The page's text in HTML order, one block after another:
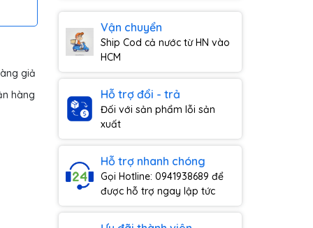
giả
hàng
Vận chuyển
Ship Cod cả nước từ HN vào
HCM
Hỗ trợ đổi - trả
Đối với sản phẩm lỗi sản
xuất
Hỗ trợ nhanh chóng
Gọi Hotline: 0941938689 để
được hỗ trợ ngay lập tức